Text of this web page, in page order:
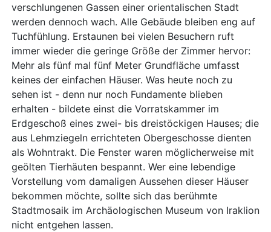
verschlungenen Gassen einer orientalischen Stadt
werden dennoch wach. Alle Gebäude bleiben eng auf
Tuchfühlung. Erstaunen bei vielen Besuchern ruft
immer wieder die geringe Größe der Zimmer hervor:
Mehr als fünf mal fünf Meter Grundfläche umfasst
keines der einfachen Häuser. Was heute noch zu
sehen ist - denn nur noch Fundamente blieben
erhalten - bildete einst die Vorratskammer im
Erdgeschoß eines zwei- bis dreistöckigen Hauses; die
aus Lehmziegeln errichteten Obergeschosse dienten
als Wohntrakt. Die Fenster waren möglicherweise mit
geölten Tierhäuten bespannt. Wer eine lebendige
Vorstellung vom damaligen Aussehen dieser Häuser
bekommen möchte, sollte sich das berühmte
Stadtmosaik im Archäologischen Museum von Iraklion
nicht entgehen lassen.